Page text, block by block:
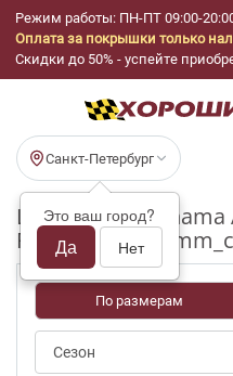
Режим работы: ПН-ПТ 09:00-
Оплата за покрышки только
Скидки до 50% - успейте
Санкт-Петербург
Это ваш город?
Да Нет
Шины бу Yokohama
R18_235_55_3-
По размерам